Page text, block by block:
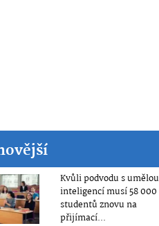
Kvůli podvodu s umělou
inteligencí musí 58 000
studentů znovu na
přijímací...